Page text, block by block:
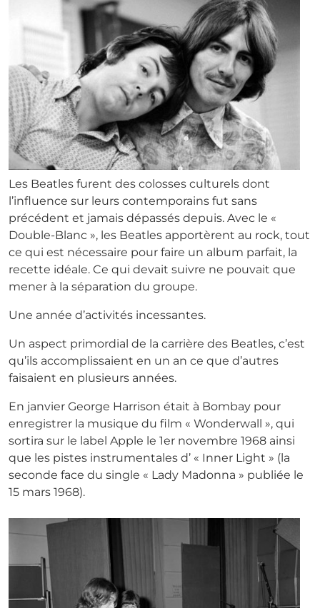
Les Beatles furent des colosses culturels dont
l’influence sur leurs contemporains fut sans
précédent et jamais dépassés depuis. Avec le «
Double-Blanc », les Beatles apportèrent au rock, tout
ce qui est nécessaire pour faire un album parfait, la
recette idéale. Ce qui devait suivre ne pouvait que
mener à la séparation du groupe.
Une année d’activités incessantes.
Un aspect primordial de la carrière des Beatles, c’est
qu’ils accomplissaient en un an ce que d’autres
faisaient en plusieurs années.
En janvier George Harrison était à Bombay pour
enregistrer la musique du film « Wonderwall », qui
sortira sur le label Apple le 1er novembre 1968 ainsi
que les pistes instrumentales d’ « Inner Light » (la
seconde face du single « Lady Madonna » publiée le
15 mars 1968).